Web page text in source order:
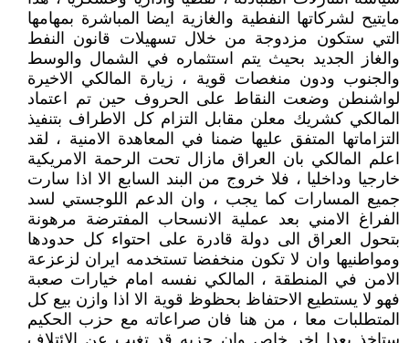
مايتيح لشركاتها النفطية والغازية ايضا المباشرة بمهامها
التي ستكون مزدوجة من خلال تسهيلات قانون النفط
والغاز الجديد بحيث يتم استثماره في الشمال والوسط
والجنوب ودون منغصات قوية ، زيارة المالكي الاخيرة
لواشنطن وضعت النقاط على الحروف حين تم اعتماد
المالكي كشريك معلن مقابل التزام كل الاطراف بتنفيذ
التزاماتها المتفق عليها ضمنا في المعاهدة الامنية ، لقد
اعلم المالكي بان العراق مازال تحت الرحمة الامريكية
خارجيا وداخليا ، فلا خروج من البند السابع الا اذا سارت
جميع المسارات كما يجب ، وان الدعم اللوجستي لسد
الفراغ الامني بعد عملية الانسحاب المفترضة مرهونة
بتحول العراق الى دولة قادرة على احتواء كل حدودها
ومواطنيها وان لا تكون منخفضا تستخدمه ايران لزعزعة
الامن في المنطقة ، المالكي نفسه امام خيارات صعبة
فهو لا يستطيع الاحتفاظ بحظوظ قوية الا اذا وازن بيع كل
المتطلبات معا ، من هنا فان صراعاته مع حزب الحكيم